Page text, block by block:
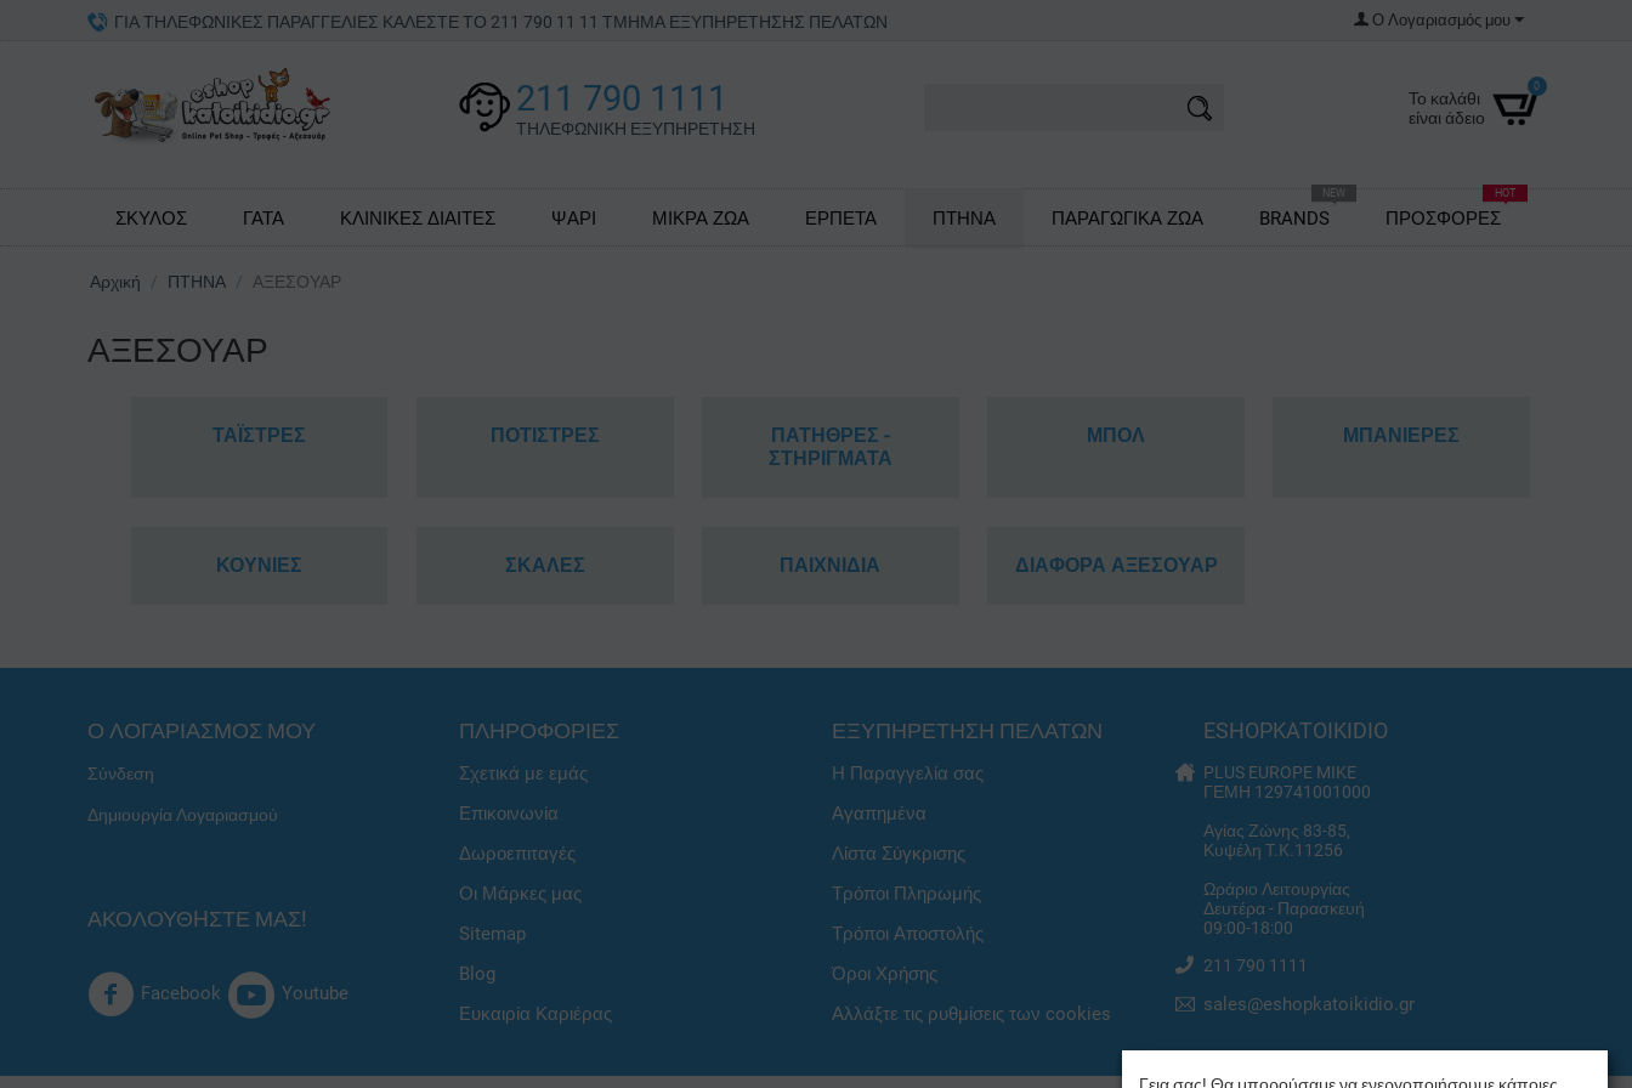
ΓΙΑ ΤΗΛΕΦΩΝΙΚΕΣ ΠΑΡΑΓΓΕΛΙΕΣ ΚΑΛΕΣΤΕ ΤΟ 211 790 11 11 ΤΜΗΜΑ ΕΞΥΠΗΡΕΤΗΣΗΣ ΠΕΛΑΤΩΝ Ο Λογαριασμός μου
211 790 1111
ΤΗΛΕΦΩΝΙΚΗ ΕΞΥΠΗΡΕΤΗΣΗ
Το καλάθι
είναι άδειο
0
ΣΚΥΛΟΣ ΓΑΤΑ ΚΛΙΝΙΚΕΣ ΔΙΑΙΤΕΣ ΨΑΡΙ ΜΙΚΡΑ ΖΩΑ ΕΡΠΕΤΑ ΠΤΗΝΑ ΠΑΡΑΓΩΓΙΚΑ ΖΩΑ BRANDS
NEW
ΠΡΟΣΦΟΡΕΣ
HOT
Αρχική / ΠΤΗΝΑ / ΑΞΕΣΟΥΑΡ
ΑΞΕΣΟΥΑΡ
ΤΑΪΣΤΡΕΣ ΠΟΤΙΣΤΡΕΣ
ΠΑΤΗΘΡΕΣ -
ΣΤΗΡΙΓΜΑΤΑ
ΜΠΟΛ ΜΠΑΝΙΕΡΕΣ
ΚΟΥΝΙΕΣ ΣΚΑΛΕΣ ΠΑΙΧΝΙΔΙΑ ΔΙΑΦΟΡΑ ΑΞΕΣΟΥΑΡ
Ο ΛΟΓΑΡΙΑΣΜΟΣ ΜΟΥ
Σύνδεση
Δημιουργία Λογαριασμού
ΑΚΟΛΟΥΘHΣΤΕ ΜΑΣ!
Facebook Youtube
ΠΛΗΡΟΦΟΡΙΕΣ
Σχετικά με εμάς
Επικοινωνία
Δωροεπιταγές
Οι Μάρκες μας
Sitemap
Blog
Ευκαιρία Καριέρας
ΕΞΥΠΗΡΕΤΗΣΗ ΠΕΛΑΤΩΝ
Η Παραγγελία σας
Αγαπημένα
Λίστα Σύγκρισης
Τρόποι Πληρωμής
Τρόποι Αποστολής
Όροι Χρήσης
Αλλάξτε τις ρυθμίσεις των cookies
ESHOPKATOIKIDIO
PLUS EUROPE MIKE
ΓΕΜΗ 129741001000
Αγίας Ζώνης 83-85,
Κυψέλη T.K.11256
Ωράριο Λειτουργίας
Δευτέρα - Παρασκευή
09:00-18:00
211 790 1111
sales@eshopkatoikidio.gr